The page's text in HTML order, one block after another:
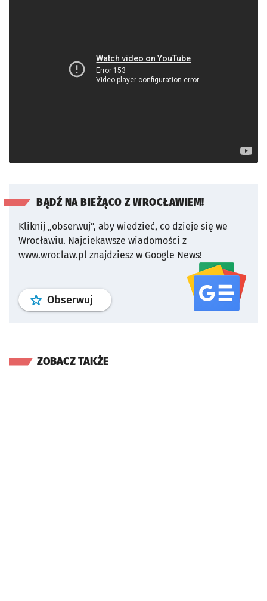
BĄDŹ NA BIEŻĄCO Z WROCŁAWIEM!
Kliknij „obserwuj”, aby wiedzieć, co dzieje się we
Wrocławiu. Najciekawsze wiadomości z
www.wroclaw.pl znajdziesz w Google News!
Obserwuj profil serwisu
ZOBACZ TAKŻE